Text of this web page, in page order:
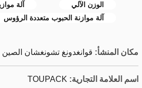
الوزن الآلي
آلة
آلة موازنة الحبوب متعددة الرؤوس
مكان المنشأ: قوانغدونغ تشونغشان الصين
اسم العلامة التجارية: TOUPACK